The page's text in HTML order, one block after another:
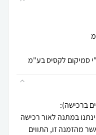
סמיקום לקסיס בע"מ
במתנה לאור רכישה
מהזמנה זו, התווים